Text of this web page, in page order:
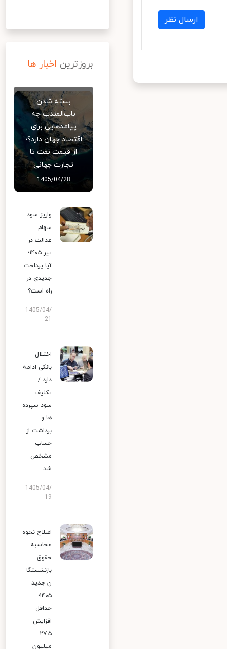
ارسال نظر
بروزترین اخبار ها
بسته شدن
باب‌المندب چه
پیامدهایی برای
اقتصاد جهان دارد؟؛
از قیمت نفت تا
تجارت جهانی
1405/04/28
واریز سود
سهام
عدالت در
تیر ۱۴۰۵؛
آیا پرداخت
جدیدی در
راه است؟
1405/04/
اختلال
بانکی ادامه
دارد /
تکلیف
سود سپرده
ها و
برداشت از
حساب
مشخص
شد
1405/04/
19
اصلاح نحوه
محاسبه
حقوق
بازنشستگا
ن جدید
۱۴۰۵؛
حداقل
افزایش
۲۷.۵
میلیون